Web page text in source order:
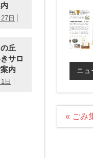
ニュ
投
« ごみ
日
丘
きサロ
内
日